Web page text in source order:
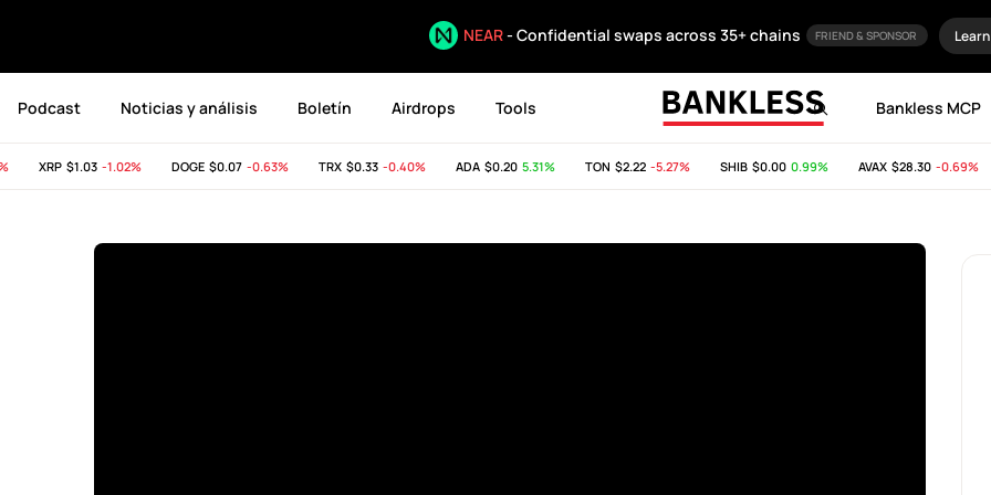
NEAR- Confidential swaps across 35+ chains FRIEND & SPONSOR
Podcast Noticias y análisis Boletín Airdrops Tools Bankless MCP
XRP$1.03 -1.02% DOGE$0.07 -0.63% TRX$0.33 -0.40% ADA$0.20 5.31% TON$2.22 -5.27% SHIB$0.00 0.99% AVAX$28.30 -0.69%